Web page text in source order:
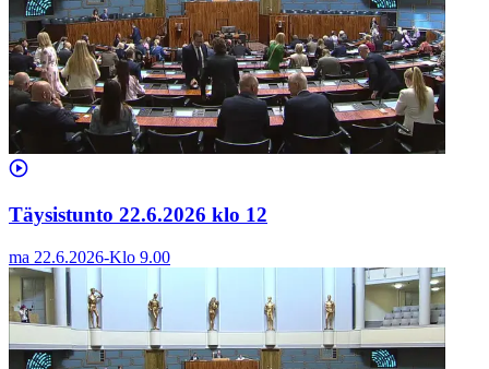
Täysistunto 22.6.2026 klo 12
ma 22.6.2026-Klo 9.00